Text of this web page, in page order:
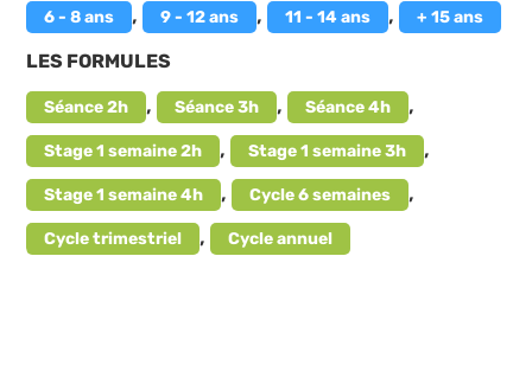
6 - 8 ans , 9 - 12 ans , 11 - 14 ans , + 15 ans
LES FORMULES
Séance 2h , Séance 3h , Séance 4h ,
Stage 1 semaine 2h , Stage 1 semaine 3h ,
Stage 1 semaine 4h , Cycle 6 semaines ,
Cycle trimestriel , Cycle annuel